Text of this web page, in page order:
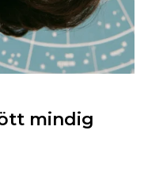
mindig